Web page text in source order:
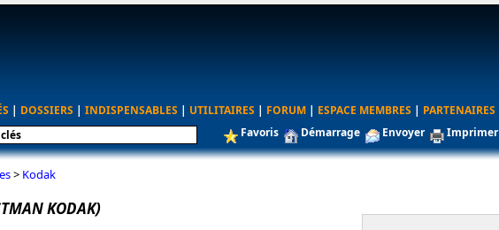
| DOSSIERS | INDISPENSABLES | UTILITAIRES | FORUM | ESPACE MEMBRES | PARTENAIRES
Favoris Démarrage Envoyer Imprimer
> Kodak
KODAK)